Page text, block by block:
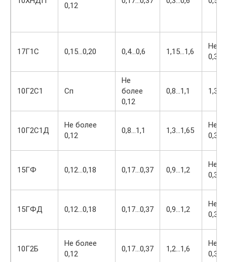
0,12
17Г1С 0,15…0,20 0,4…0,6 1,15…1,6
Не
0,30
10Г2С1 Сп
Не
более
0,12
0,8…1,1
10Г2С1Д
Не более
0,12
0,8…1,1 1,3…1,65
Не
0,30
15ГФ 0,12…0,18 0,17…0,37 0,9…1,2
Не
0,30
15ГФД 0,12…0,18 0,17…0,37 0,9…1,2
Не
0,30
10Г2Б
Не более
0,12
0,17…0,37 1,2…1,6
Не
0,30